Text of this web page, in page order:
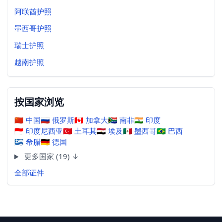
阿联酋护照
墨西哥护照
瑞士护照
越南护照
按国家浏览
🇨🇳 中国🇷🇺 俄罗斯🇨🇦 加拿大🇿🇦 南非🇮🇳 印度
🇮🇩 印度尼西亚🇹🇷 土耳其🇪🇬 埃及🇲🇽 墨西哥🇧🇷 巴西
🇬🇷 希腊🇩🇪 德国
更多国家 (19) ↓
全部证件